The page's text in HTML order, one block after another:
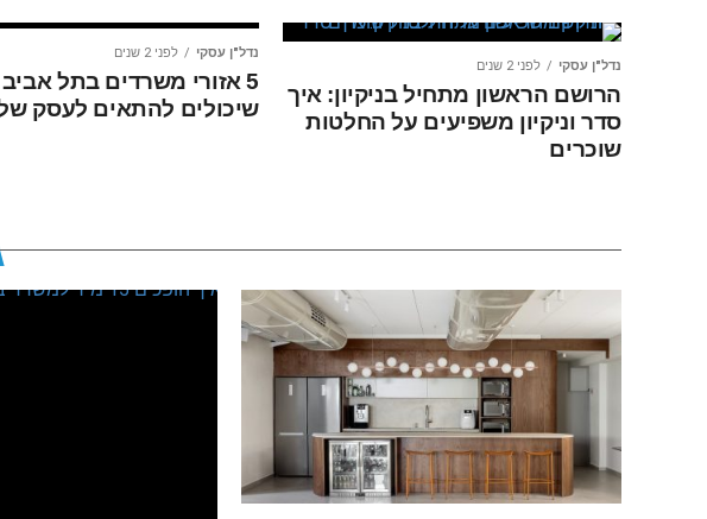
נדל"ן עסקי לפני 2 שנים
הרושם הראשון מתחיל בניקיון: איך
סדר וניקיון משפיעים על החלטות
שוכרים
נדל"ן עסקי לפני 2 שנים
5 אזורי משרדים בתל אביב
שיכולים להתאים לעסק